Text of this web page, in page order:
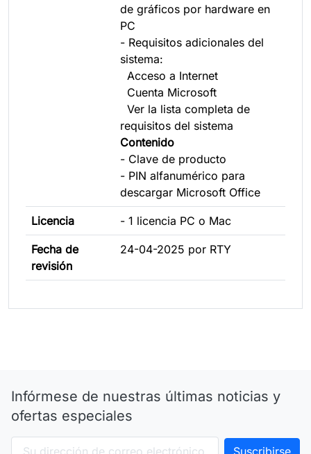
de gráficos por hardware en
PC
- Requisitos adicionales del
sistema:
Acceso a Internet
Cuenta Microsoft
Ver la lista completa de
requisitos del sistema
Contenido
- Clave de producto
- PIN alfanumérico para
descargar Microsoft Office
Licencia - 1 licencia PC o Mac
Fecha de
revisión
24-04-2025 por RTY
Infórmese de nuestras últimas noticias y
ofertas especiales